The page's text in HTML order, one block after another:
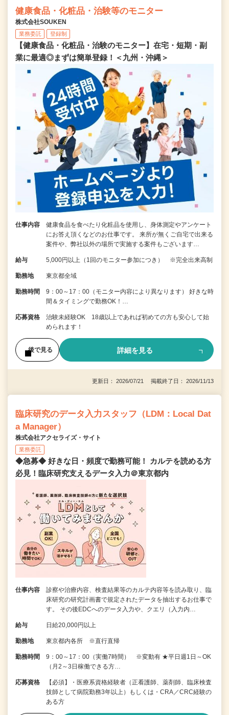
健康食品・化粧品・治験等のモニター
株式会社SOUKEN
業務委託 登録制
【健康食品・化粧品・治験のモニター】在宅・短期・副
業に最適◎まずは簡単登録！＜九州・沖縄＞
仕事内容
健康食品を食べたり化粧品を使用し、身体測定やアンケート
にお答え頂くなどのお仕事です。 来所が無くご自宅で出来る
案件や、弊社以外の場所で実施する案件もございます…
給与 5,000円以上（1回のモニター参加につき） ※完全出来高制
勤務地 東京都全域
勤務時間
9：00～17：00（モニター内容により異なります） 好きな時
間＆タイミングで勤務OK！…
応募資格
治験未経験OK 18歳以上であれば初めての方も安心して始
められます！
後で見る 詳細を見る
更新日： 2026/07/21 掲載終了日： 2026/11/13
臨床研究のデータ入力スタッフ（LDM：Local Dat
a Manager）
株式会社アクセライズ・サイト
業務委託
◆急募◆ 好きな日・頻度で勤務可能！ カルテを読める方
必見！臨床研究支えるデータ入力＠東京都内
仕事内容
診察や治療内容、検査結果等のカルテ内容等を読み取り、臨
床研究の研究計画書で規定されたデータを抽出するお仕事で
す。 その後EDCへのデータ入力や、クエリ（入力内…
給与 日給20,000円以上
勤務地 東京都内各所 ※直行直帰
勤務時間
9：00～17：00（実働7時間） ※変動有 ★平日週1日～OK
（月2～3日稼働できる方…
応募資格
【必須】・医療系資格経験者（正看護師、薬剤師、臨床検査
技師として病院勤務3年以上）もしくは・CRA／CRC経験の
ある方